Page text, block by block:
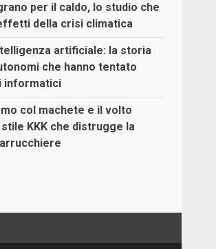
per il caldo, lo studio che
della crisi climatica
artificiale: la storia
che hanno tentato
informatici
col machete e il volto
KKK che distrugge la